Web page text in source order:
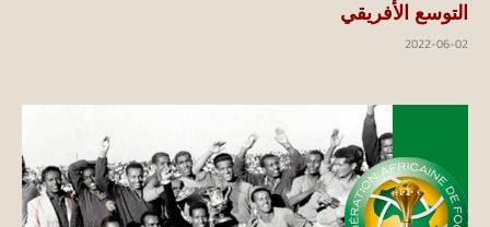
التوسع الأفريقي
2022-06-02